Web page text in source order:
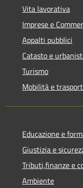
Vita lavorativa
Imprese e
Appalti pubblici
Catasto e
Turismo
Mobilità e
Educazione e
Giustizia e
Tributi,finanze e
Ambiente